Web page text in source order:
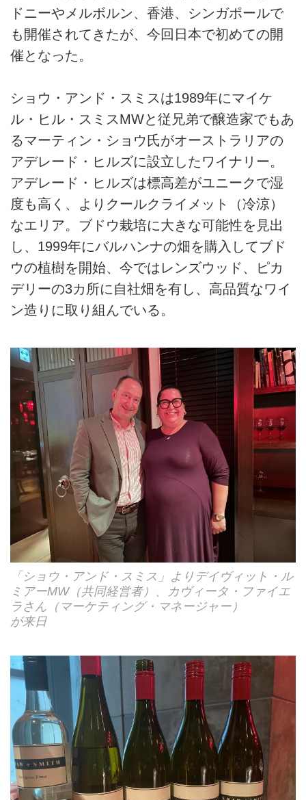
ドニーやメルボルン、香港、シンガポールで
も開催されてきたが、今回日本で初めての開
催となった。
ショウ・アンド・スミスは1989年にマイケ
ル・ヒル・スミスMWと従兄弟で醸造家でもあ
るマーティン・ショウ氏がオーストラリアの
アデレード・ヒルズに設立したワイナリー。
アデレード・ヒルズは標高差がユニークで湿
度も高く、よりクールクライメット（冷涼）
なエリア。ブドウ栽培に大きな可能性を見出
し、1999年にバルハンナの畑を購入してブド
ウの植樹を開始、今ではレンズウッド、ピカ
デリーの3カ所に自社畑を有し、高品質なワイ
ン造りに取り組んでいる。
「ショウ・アンド・スミス」よりデイヴィット・ル
ミアーMW（共同経営者）、カヴィータ・ファイエ
ラさん（マーケティング・マネージャー）
が来日